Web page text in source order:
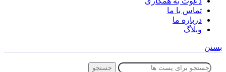
تماس با ما
درباره ما
وبلاگ
بستن
جستجو